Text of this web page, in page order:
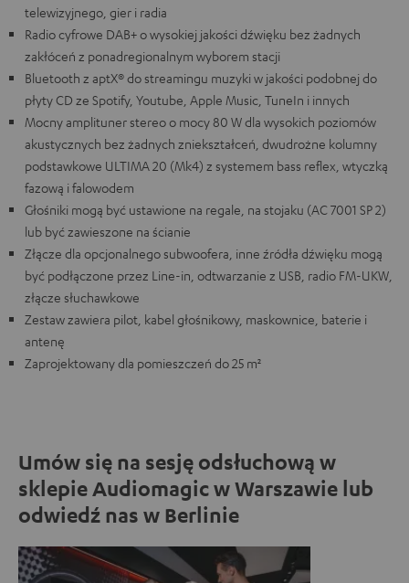
telewizyjnego, gier i radia
Radio cyfrowe DAB+ o wysokiej jakości dźwięku bez żadnych
zakłóceń z ponadregionalnym wyborem stacji
Bluetooth z aptX® do streamingu muzyki w jakości podobnej do
płyty CD ze Spotify, Youtube, Apple Music, TuneIn i innych
Mocny amplituner stereo o mocy 80 W dla wysokich poziomów
akustycznych bez żadnych zniekształceń, dwudrożne kolumny
podstawkowe ULTIMA 20 (Mk4) z systemem bass reflex, wtyczką
fazową i falowodem
Głośniki mogą być ustawione na regale, na stojaku (AC 7001 SP 2)
lub być zawieszone na ścianie
Złącze dla opcjonalnego subwoofera, inne źródła dźwięku mogą
być podłączone przez Line-in, odtwarzanie z USB, radio FM-UKW,
złącze słuchawkowe
Zestaw zawiera pilot, kabel głośnikowy, maskownice, baterie i
antenę
Zaprojektowany dla pomieszczeń do 25 m²
Umów się na sesję odsłuchową w
sklepie Audiomagic w Warszawie lub
odwiedź nas w Berlinie